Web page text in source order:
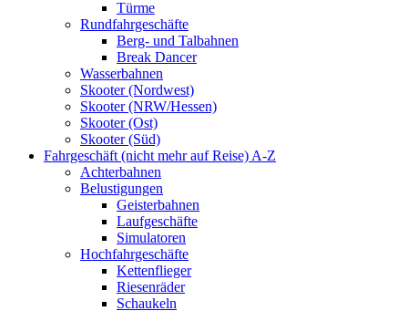
Türme
Rundfahrgeschäfte
Berg- und Talbahnen
Break Dancer
Wasserbahnen
Skooter (Nordwest)
Skooter (NRW/Hessen)
Skooter (Ost)
Skooter (Süd)
Fahrgeschäft (nicht mehr auf Reise) A-Z
Achterbahnen
Belustigungen
Geisterbahnen
Laufgeschäfte
Simulatoren
Hochfahrgeschäfte
Kettenflieger
Riesenräder
Schaukeln